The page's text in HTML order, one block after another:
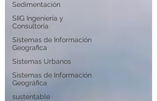
Sedimentación
SIIG Ingeniería y
Consultoría
Sistemas de Información
Geografica
Sistemas Urbanos
Sistemas de Información
Geográfica
sustentable